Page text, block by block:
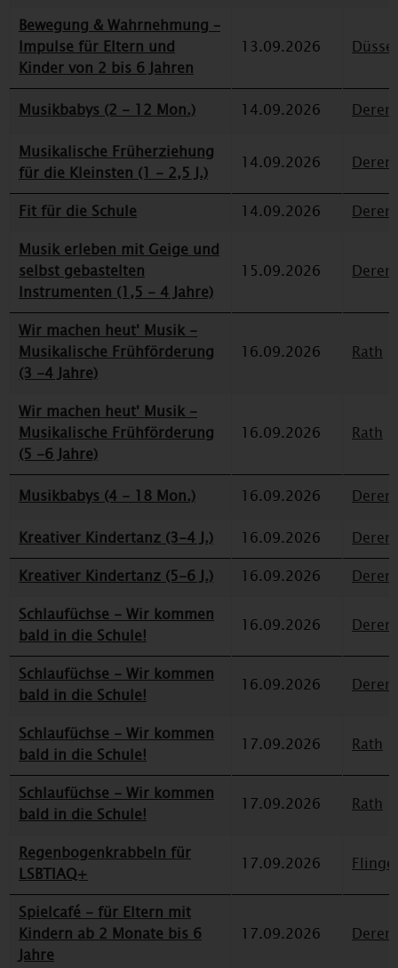
Bewegung & Wahrnehmung –
Impulse für Eltern und
Kinder von 2 bis 6 Jahren
13.09.2026
Musikbabys (2 - 12 Mon.) 14.09.2026
Musikalische Früherziehung
für die Kleinsten (1 - 2,5 J.)
14.09.2026
Fit für die Schule 14.09.2026
Musik erleben mit Geige und
selbst gebastelten
Instrumenten (1,5 - 4 Jahre)
15.09.2026
Wir machen heut' Musik -
Musikalische Frühförderung
(3 -4 Jahre)
16.09.2026 Rath
Wir machen heut' Musik -
Musikalische Frühförderung
(5 -6 Jahre)
16.09.2026 Rath
Musikbabys (4 - 18 Mon.) 16.09.2026
Kreativer Kindertanz (3-4 J.)
16.09.2026
Kreativer Kindertanz (5-6 J.)
16.09.2026
Schlaufüchse - Wir kommen
bald in die Schule!
16.09.2026
Schlaufüchse - Wir kommen
bald in die Schule!
16.09.2026
Schlaufüchse - Wir kommen
bald in die Schule!
17.09.2026 Rath
Schlaufüchse - Wir kommen
bald in die Schule!
17.09.2026 Rath
Regenbogenkrabbeln für
LSBTIAQ+
17.09.2026
Spielcafé - für Eltern mit
Kindern ab 2 Monate bis 6
Jahre
17.09.2026